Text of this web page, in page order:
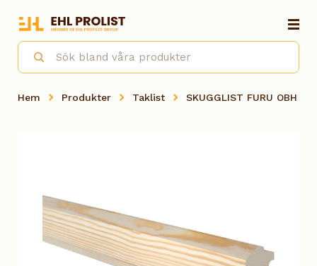
Hem Produkter Taklist SKUGGLIST FURU OBH